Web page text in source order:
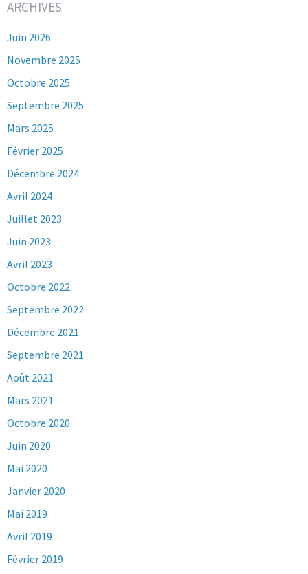
ARCHIVES
Juin 2026
Novembre 2025
Octobre 2025
Septembre 2025
Mars 2025
Février 2025
Décembre 2024
Avril 2024
Juillet 2023
Juin 2023
Avril 2023
Octobre 2022
Septembre 2022
Décembre 2021
Septembre 2021
Août 2021
Mars 2021
Octobre 2020
Juin 2020
Mai 2020
Janvier 2020
Mai 2019
Avril 2019
Février 2019